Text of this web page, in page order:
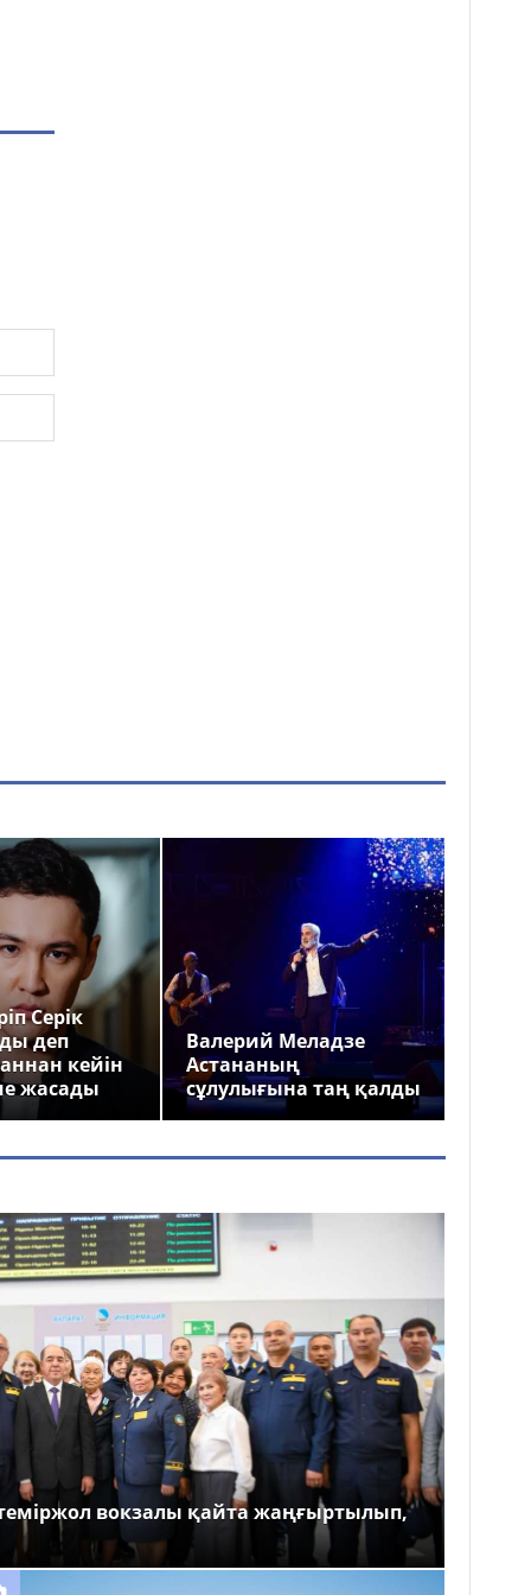
Серік
деп
кейін
жасады
Валерий Меладзе
Астананың
сұлулығына таң қалды
вокзалы қайта жаңғыртылып,